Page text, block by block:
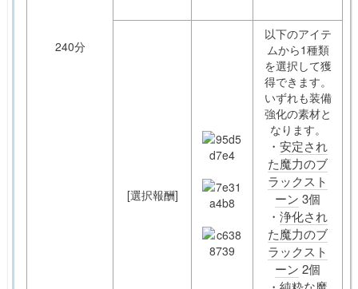
240分
[選択報酬]
以下のアイテ
ムから1種類
を選択して獲
得できます。
いずれも装備
強化の素材と
なります。
・ 安定され
た魔力のブ
ラックスト
ーン 3個
・ 浄化され
た魔力のブ
ラックスト
ーン 2個